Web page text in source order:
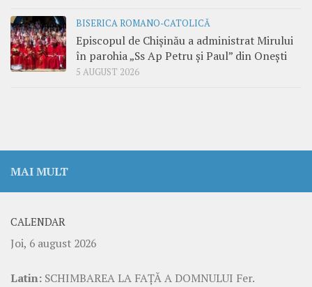
BISERICA ROMANO-CATOLICĂ
Episcopul de Chișinău a administrat Mirului
în parohia „Ss Ap Petru și Paul” din Onești
5 AUGUST 2026
MAI MULT
CALENDAR
Joi, 6 august 2026
Latin: SCHIMBAREA LA FAŢĂ A DOMNULUI Fer.